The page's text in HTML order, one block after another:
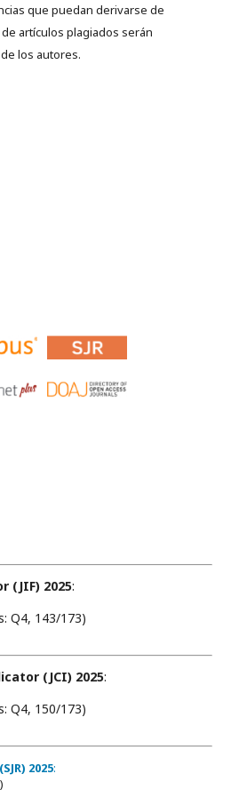
que puedan derivarse de
artículos plagiados serán
los autores.
(JIF) 2025:
Q4, 143/173)
(JCI) 2025:
Q4, 150/173)
2025: